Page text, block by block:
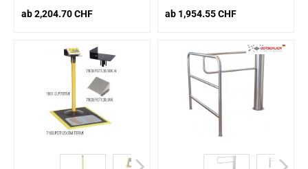
ab 2,204.70 CHF ab 1,954.55 CHF